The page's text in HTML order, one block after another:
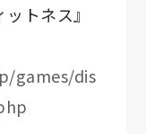
トネス』
games/dis